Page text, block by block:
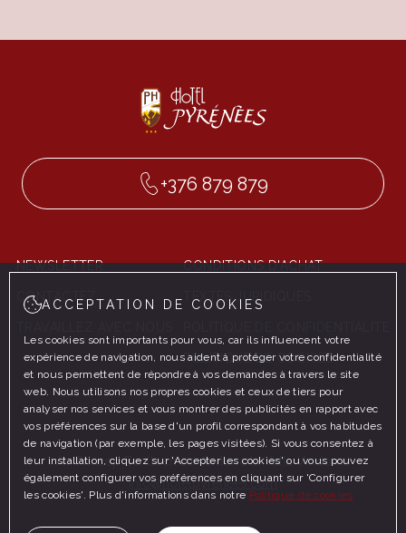
+376 879 879
NEWSLETTER
CONTACTEZ
CONDITIONS D'ACHAT
TEXTES JURIDIQUES
POLITIQUE DE COOKIES
Av. Príncep Benlloch 20 Andorra la Vella (Andorra)
info@hotelpyrenees.com
ACCEPTATION DE COOKIES
Les cookies sont importants pour vous, car ils influencent votre
expérience de navigation, nous aident à protéger votre confidentialité
et nous permettent de répondre à vos demandes à travers le site
web. Nous utilisons nos propres cookies et ceux de tiers pour
analyser nos services et vous montrer des publicités en rapport avec
vos préférences sur la base d'un profil correspondant à vos habitudes
de navigation (par exemple, les pages visitées). Si vous consentez à
leur installation, cliquez sur 'Accepter les cookies' ou vous pouvez
également configurer vos préférences en cliquant sur 'Configurer
les cookies'. Plus d'informations dans notre Politique de cookies